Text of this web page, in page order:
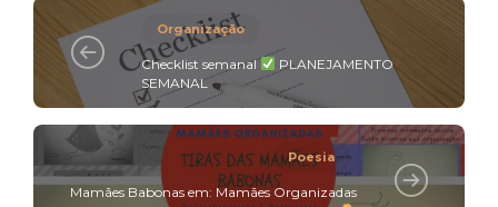
Organização
Checklist semanal
PLANEJAMENTO
SEMANAL
Poesia
Mamães Babonas em: Mamães Organizadas